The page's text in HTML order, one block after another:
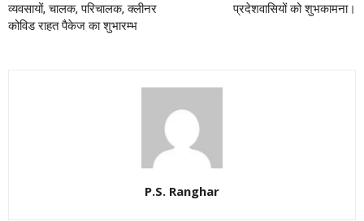
व्यवसायों, चालक, परिचालक, क्लीनर
कोविड राहत पैकेज का शुभारम्भ
प्रदेशवासियों को शुभकामना।
P.S. Ranghar